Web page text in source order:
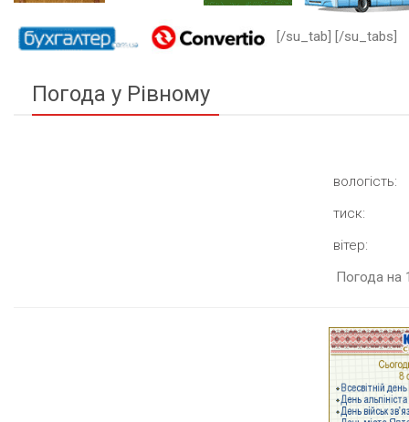
[/su_tab] [/su_tabs]
Погода у Рівному
вологість:
тиск:
вітер:
Погода на